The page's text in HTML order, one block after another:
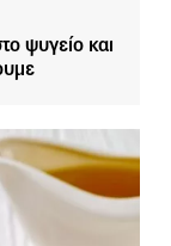
ψυγείο και